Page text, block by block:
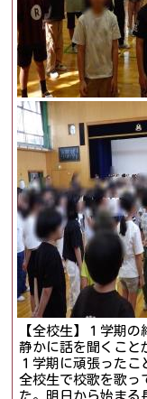
【全校生】１学期
静かに話を聞くこと
１学期に頑張った
全校生で校歌を歌っ
た。明日から始まる